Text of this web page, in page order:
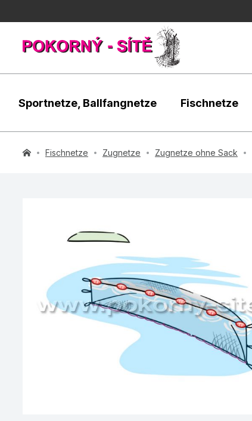
Sportnetze, Ballfangnetze Fischnetze
Fischnetze Zugnetze Zugnetze ohne Sack